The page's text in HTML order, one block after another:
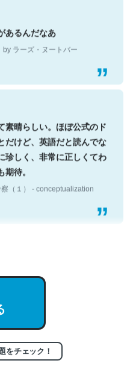
あるんだなあ
素晴らしい。ほぼ公式のド
だけど、英語だと読んでな
珍しく、非常に正しくてわ
待。
良記事。/続編来た
entry/2023/03/27
（１） - conceptualization
をチェック！